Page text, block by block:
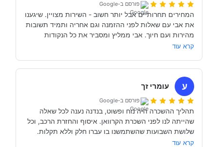
היה זמין לכל שאלה, לפני ובמהלך השהות שלנו (וכמעט ולא
השכרנו את הקרוואן בדורטמונד, בגרמניה- קיבלנו את האוטו
תודה אבי!
פורסם ב-Google
קרא עוד
ע עומרי זך
פורסם ב-Google
מאוד מומלץ לכל מי שרוצה לעשות חופשה בקרוואן.
קרא עוד